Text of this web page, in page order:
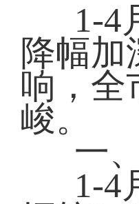
1-4
降幅
响，全
峻。
一
1-4